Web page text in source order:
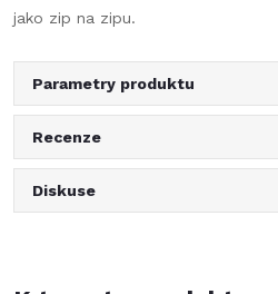
jako zip na zipu.
Parametry produktu
Recenze
Diskuse